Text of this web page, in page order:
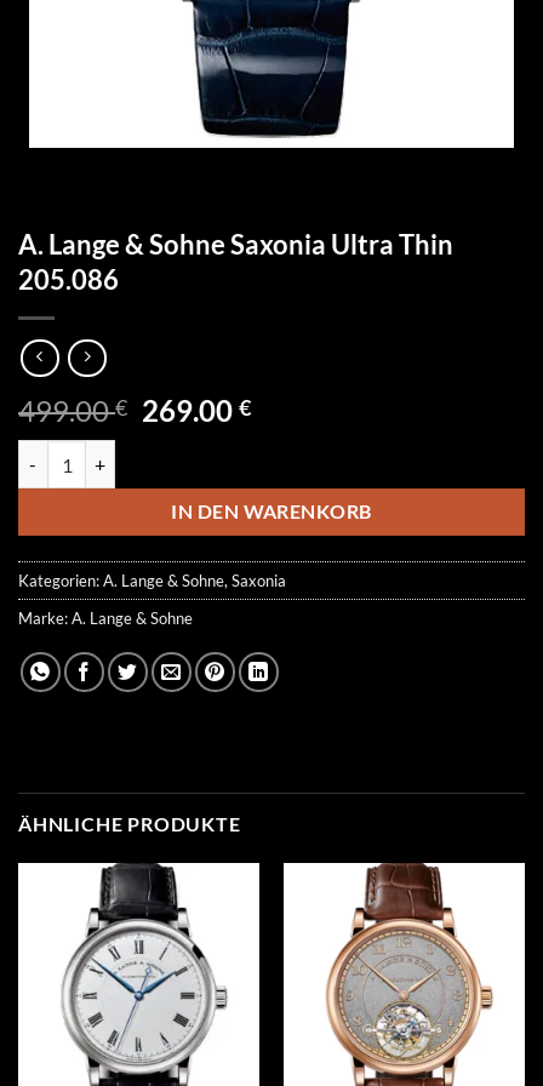
A. Lange & Sohne Saxonia Ultra Thin
205.086
499.00€ Ursprünglicher
499.00 €
269.00€Aktueller
269.00 €.
IN DEN WARENKORB
Kategorien:A. Lange & Sohne, Saxonia
Marke:A. Lange & Sohne
ÄHNLICHE PRODUKTE